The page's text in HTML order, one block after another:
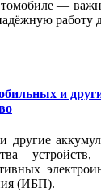
—
работу
и
другие
(ИБП).